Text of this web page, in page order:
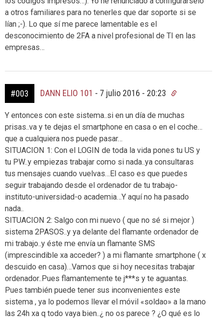
a otros familiares para no tenerles que dar soporte si se
lían ;-). Lo que sí me parece lamentable es el
desconocimiento de 2FA a nivel profesional de TI en las
empresas…
#003 DANN ELIO 101 - 7 julio 2016 - 20:23
Y entonces con este sistema..si en un día de muchas
prisas..va y te dejas el smartphone en casa o en el coche…
que a cualquiera nos puede pasar…
SITUACION 1: Con el LOGIN de toda la vida pones tu US y
tu PW..y empiezas trabajar como si nada..ya consultaras
tus mensajes cuando vuelvas…El caso es que puedes
seguir trabajando desde el ordenador de tu trabajo-
instituto-universidad-o academia…Y aquí no ha pasado
nada..
SITUACION 2: Salgo con mi nuevo ( que no sé si mejor )
sistema 2PASOS..y ya delante del flamante ordenador de
mi trabajo..y éste me envía un flamante SMS
(imprescindible xa acceder? ) a mi flamante smartphone ( x
descuido en casa)…Vamos que si hoy necesitas trabajar
ordenador..Pues flamantemente te j***s y te aguantas.
Pues también puede tener sus inconvenientes este
sistema , ya lo podemos llevar el móvil «soldao» a la mano
las 24h xa q todo vaya bien..¿ no os parece ? ¿O qué es lo